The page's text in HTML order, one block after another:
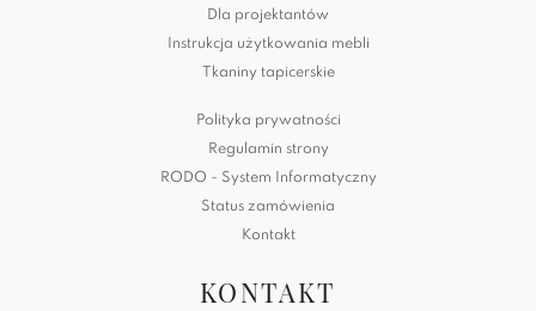
Dla projektantów
Instrukcja użytkowania mebli
Tkaniny tapicerskie
Polityka prywatności
Regulamin strony
RODO - System Informatyczny
Status zamówienia
Kontakt
KONTAKT